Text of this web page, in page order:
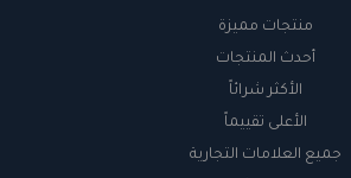
منتجات مميزة
أحدث المنتجات
الأكثر شرائاً
الأعلى تقييماً
جميع العلامات التجارية